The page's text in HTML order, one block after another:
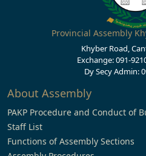
Provincial Assembly
Khyber Road,
Exchange: 091-
Dy Secy Admin:
About Assembly
PAKP Procedure and Conduct of
Staff List
Functions of Assembly Sections